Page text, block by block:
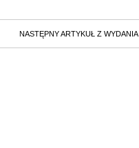
NASTĘPNY ARTYKUŁ Z WYDANIA